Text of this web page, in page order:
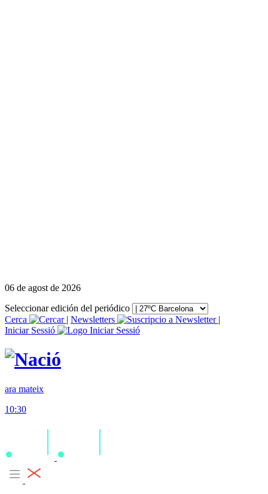
06 de agost de 2026
Seleccionar edición del periódico
Cerca
| Newsletters
|
Iniciar Sessió
ara mateix
10:30